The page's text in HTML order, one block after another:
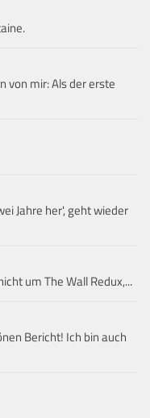
von mir: Als der erste
Jahre her', geht wieder
um The Wall Redux,...
Bericht! Ich bin auch